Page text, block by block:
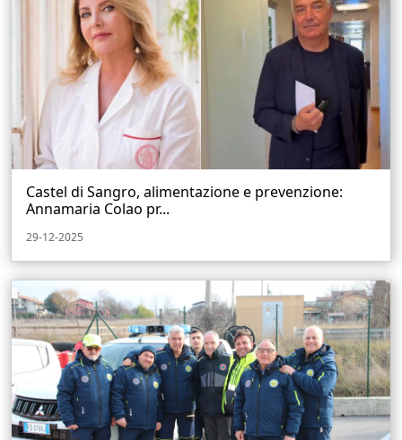
Castel di Sangro, alimentazione e prevenzione:
Annamaria Colao pr...
29-12-2025